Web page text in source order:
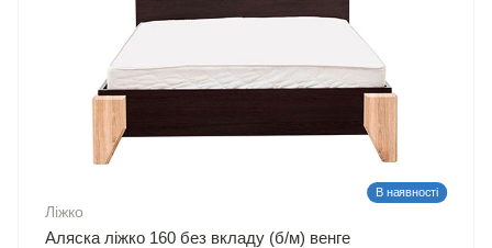
В наявності
Ліжко
Аляска ліжко 160 без вкладу (б/м) венге